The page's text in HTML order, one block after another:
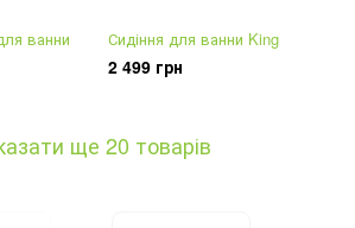
ванни Сидіння для ванни King
2 499 грн
ще 20 товарів